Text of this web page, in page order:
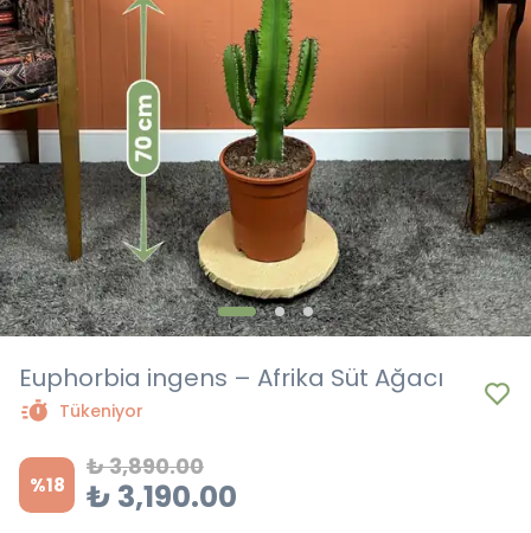
Euphorbia ingens – Afrika Süt Ağacı
Tükeniyor
%18
₺ 3,890.00
₺ 3,190.00